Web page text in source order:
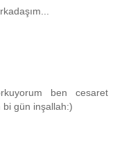
ben cesaret
bi gün inşallah:)